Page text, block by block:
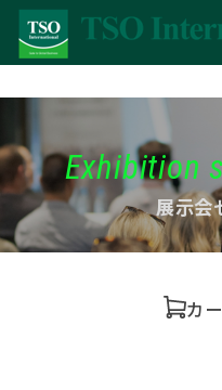
Exhibition
展示会
カ